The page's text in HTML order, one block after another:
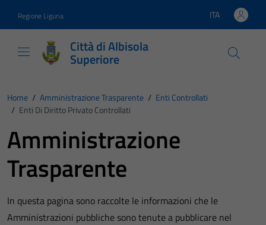
Regione Liguria Lingua attiva:
ITA
Città di Albisola
Superiore
Home / Amministrazione Trasparente / Enti Controllati
/ Enti Di Diritto Privato Controllati
Amministrazione
Trasparente
In questa pagina sono raccolte le informazioni che le
Amministrazioni pubbliche sono tenute a pubblicare nel